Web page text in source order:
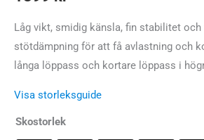
Låg vikt, smidig känsla, fin stabilitet
stötdämpning för att få avlastning och
långa löppass och kortare löppass i
Visa storleksguide
Skostorlek